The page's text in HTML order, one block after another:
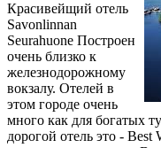
Красивейщий отель
Savonlinnan
Seurahuone Построен
очень близко к
железнодорожному
вокзалу. Отелей в
этом городе очень
много как для богатых
дорогой отель это - Best